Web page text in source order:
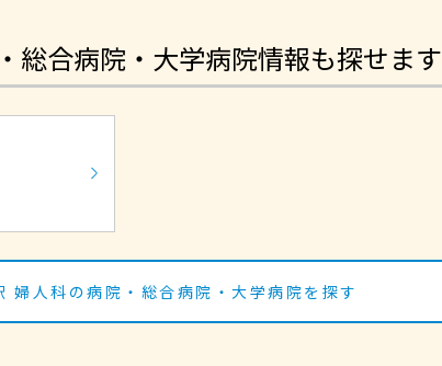
総合病院・大学病院情報も探せます
婦人科の病院・総合病院・大学病院を探す